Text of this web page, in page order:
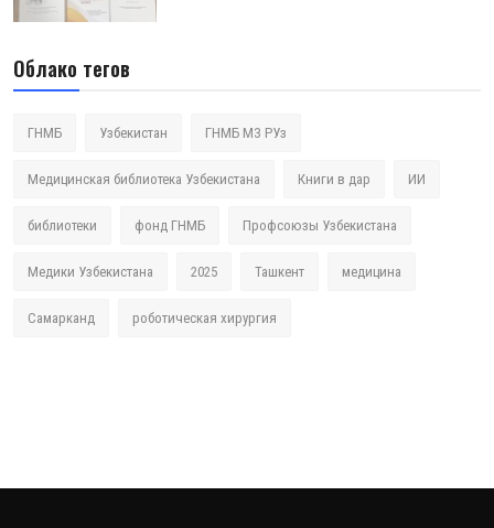
Облако тегов
ГНМБ Узбекистан ГНМБ МЗ РУз
Медицинская библиотека Узбекистана Книги в дар ИИ
библиотеки фонд ГНМБ Профсоюзы Узбекистана
Медики Узбекистана 2025 Ташкент медицина
Самарканд роботическая хирургия